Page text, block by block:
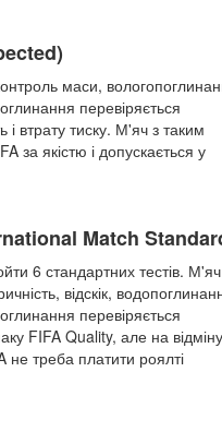
маси,
перевіряється
і втрату тиску. М'яч з таким
за якістю і допускається у
Match
6 стандартних тестів. М'яч
відскік,
перевіряється
FIFA Quality, але на відміну
не треба платити роялті